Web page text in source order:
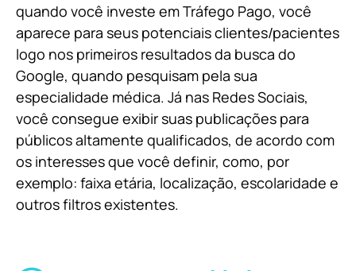
quando você investe em Tráfego Pago, você
aparece para seus potenciais clientes/pacientes
logo nos primeiros resultados da busca do
Google, quando pesquisam pela sua
especialidade médica. Já nas Redes Sociais,
você consegue exibir suas publicações para
públicos altamente qualificados, de acordo com
os interesses que você definir, como, por
exemplo: faixa etária, localização, escolaridade e
outros filtros existentes.